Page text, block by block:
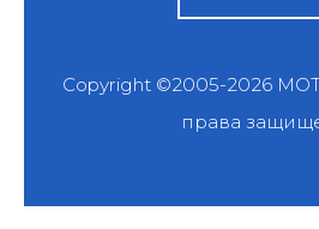
Copyright ©2005-2026
права